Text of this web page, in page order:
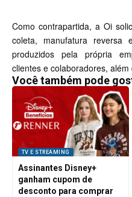
Como contrapartida, a Oi
coleta, manufatura reversa
produzidos pela própria
clientes e colaboradores,
Você também pode
TV E STREAMING
Assinantes Disney+
ganham cupom de
desconto para comprar